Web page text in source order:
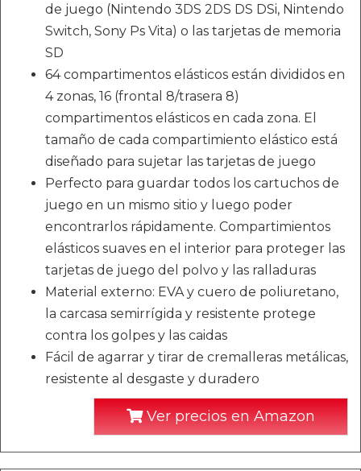
de juego (Nintendo 3DS 2DS DS DSi, Nintendo
Switch, Sony Ps Vita) o las tarjetas de memoria
SD
64 compartimentos elásticos están divididos en
4 zonas, 16 (frontal 8/trasera 8)
compartimentos elásticos en cada zona. El
tamaño de cada compartimiento elástico está
diseñado para sujetar las tarjetas de juego
Perfecto para guardar todos los cartuchos de
juego en un mismo sitio y luego poder
encontrarlos rápidamente. Compartimientos
elásticos suaves en el interior para proteger las
tarjetas de juego del polvo y las ralladuras
Material externo: EVA y cuero de poliuretano,
la carcasa semirrígida y resistente protege
contra los golpes y las caidas
Fácil de agarrar y tirar de cremalleras metálicas,
resistente al desgaste y duradero
Ver precios en Amazon